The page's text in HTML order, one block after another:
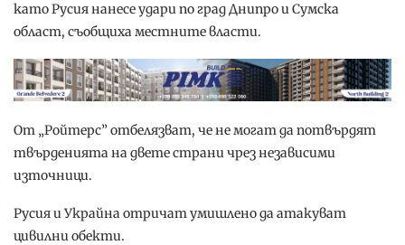
като Русия нанесе удари по град Днипро и Сумска
област, съобщиха местните власти.
От „Ройтерс” отбелязват, че не могат да потвърдят
твърденията на двете страни чрез независими
източници.
Русия и Украйна отричат умишлено да атакуват
цивилни обекти.